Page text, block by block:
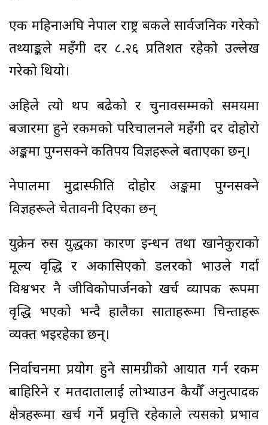
एक महिनाअघि नेपाल राष्ट्र बैंकले सार्वजनिक गरेको
तथ्याङ्कले महँगी दर ८.२६ प्रतिशत रहेको उल्लेख
गरेको थियो।
अहिले त्यो थप बढेको र चुनावसम्मको समयमा
बजारमा हुने रकमको परिचालनले महँगी दर दोहोरो
अङ्कमा पुग्नसक्ने कतिपय विज्ञहरूले बताएका छन्।
नेपालमा मुद्रास्फीति दोहोर अङ्कमा पुग्नसक्ने
विज्ञहरूले चेतावनी दिएका छन्
युक्रेन रुस युद्धका कारण इन्धन तथा खानेकुराको
मूल्य वृद्धि र अकासिएको डलरको भाउले गर्दा
विश्वभर नै जीविकोपार्जनको खर्च व्यापक रूपमा
वृद्धि भएको भन्दै हालैका साताहरूमा चिन्ताहरू
व्यक्त भइरहेका छन्।
निर्वाचनमा प्रयोग हुने सामग्रीको आयात गर्न रकम
बाहिरिने र मतदातालाई लोभ्याउन कैयौँ अनुत्पादक
क्षेत्रहरूमा खर्च गर्ने प्रवृत्ति रहेकाले त्यसको प्रभाव